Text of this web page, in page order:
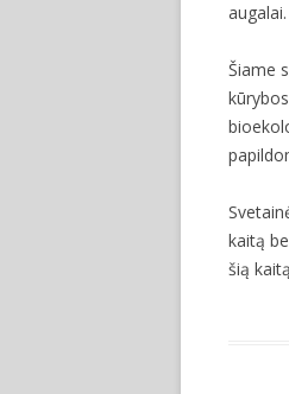
augalai.
Šiame
kaitą
šią